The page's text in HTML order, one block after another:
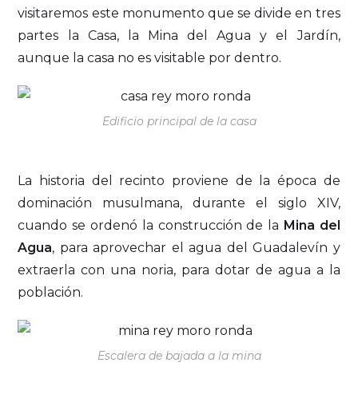
visitaremos este monumento que se divide en tres
partes la Casa, la Mina del Agua y el Jardín,
aunque la casa no es visitable por dentro.
Edificio principal de la casa
La historia del recinto proviene de la época de
dominación musulmana, durante el siglo XIV,
cuando se ordenó la construcción de la Mina del
Agua, para aprovechar el agua del Guadalevín y
extraerla con una noria, para dotar de agua a la
población.
Escalera de bajada a la mina